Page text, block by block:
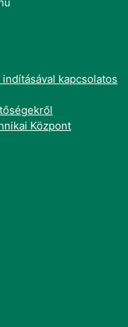
kapcsolatos
Központ